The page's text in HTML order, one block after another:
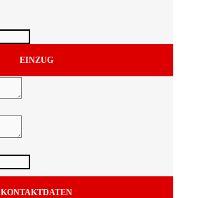
EINZUG
KONTAKTDATEN